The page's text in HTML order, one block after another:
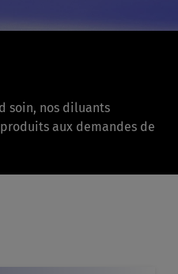
soin, nos diluants
aux demandes de